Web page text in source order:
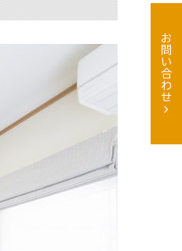
お問い合わせ